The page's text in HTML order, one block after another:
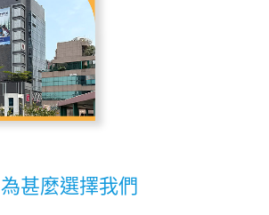
為甚麼選擇我們